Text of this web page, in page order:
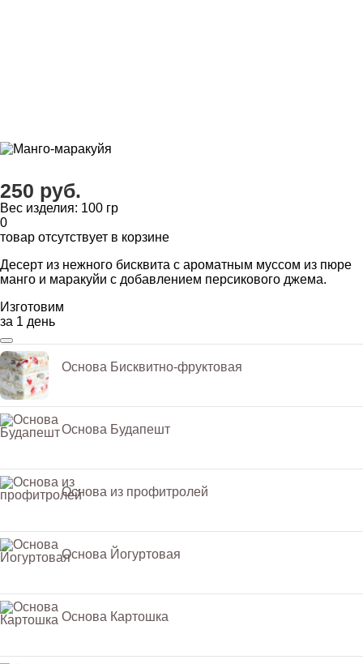
250 руб.
Вес изделия: 100 гр
0
товар отсутствует в корзине
Десерт из нежного бисквита с ароматным муссом из пюре
манго и маракуйи с добавлением персикового джема.
Изготовим
за 1 день
Основа Бисквитно-фруктовая
Основа Будапешт
Основа из профитролей
Основа Йогуртовая
Основа Картошка